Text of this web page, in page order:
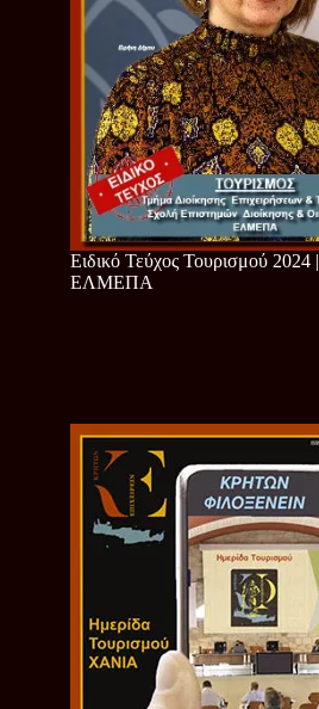
Ειδικό Τεύχος Τουρισμού 2024 |
ΕΛΜΕΠΑ